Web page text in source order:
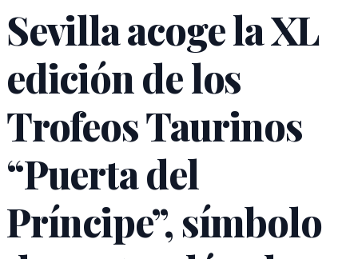
Sevilla acoge la XL
edición de los
Trofeos Taurinos
“Puerta del
Príncipe”, símbolo